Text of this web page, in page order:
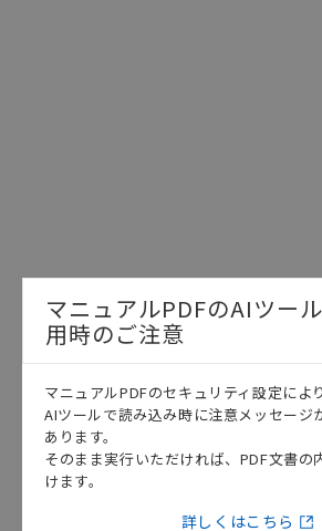
この資料を選択
テクニカルガイド
マニュアルPDFのAIツー
用時のご注意
マニュアルPDFのセキュリティ設定により
AIツールで読み込み時に注意メッセージ
あります。
そのまま実行いただければ、PDF文書の
けます。
詳しくはこちら